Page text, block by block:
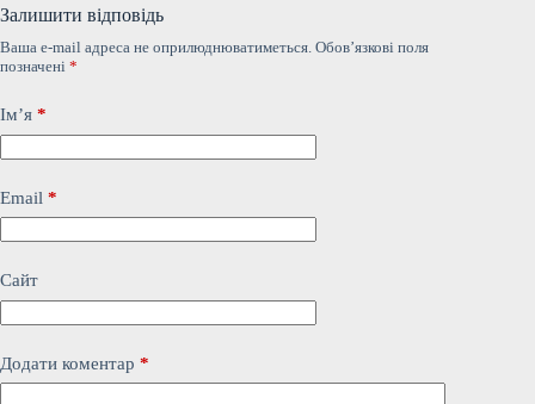
Залишити відповідь
Ваша e-mail адреса не оприлюднюватиметься. Обов’язкові поля
позначені *
Ім’я *
Email *
Сайт
Додати коментар *